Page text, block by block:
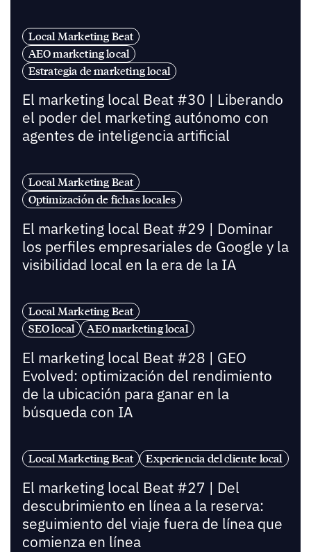
Local Marketing Beat
AEO marketing local
Estrategia de marketing local
El marketing local Beat #30 | Liberando
el poder del marketing autónomo con
agentes de inteligencia artificial
Local Marketing Beat
Optimización de fichas locales
El marketing local Beat #29 | Dominar
los perfiles empresariales de Google y la
visibilidad local en la era de la IA
Local Marketing Beat
SEO local
AEO marketing local
El marketing local Beat #28 | GEO
Evolved: optimización del rendimiento
de la ubicación para ganar en la
búsqueda con IA
Local Marketing Beat Experiencia del cliente local
El marketing local Beat #27 | Del
descubrimiento en línea a la reserva:
seguimiento del viaje fuera de línea que
comienza en línea